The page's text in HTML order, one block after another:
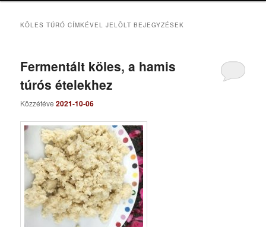
elsődleges
másodlagos
KÖLES TÚRÓ CÍMKÉVEL JELÖLT BEJEGYZÉSEK
Fermentált köles, a hamis
túrós ételekhez
Közzétéve2021-10-06